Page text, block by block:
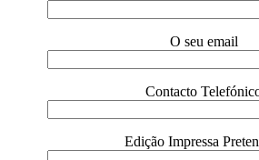
O seu email
Contacto
Edição Impressa